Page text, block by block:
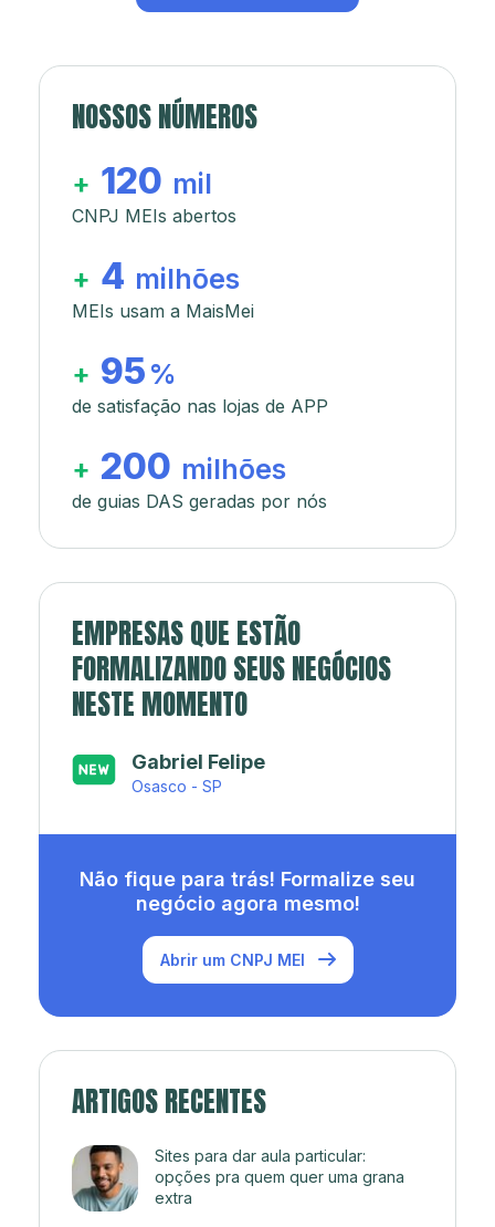
NOSSOS NÚMEROS
+ 120 mil
CNPJ MEIs abertos
+ 4 milhões
MEIs usam a MaisMei
+ 95 %
de satisfação nas lojas de APP
+ 200 milhões
de guias DAS geradas por nós
EMPRESAS QUE ESTÃO
FORMALIZANDO SEUS NEGÓCIOS
NESTE MOMENTO
Japa’s açaí e sorveteria
Rio de Janeiro - RJ
Não fique para trás! Formalize seu
negócio agora mesmo!
Abrir um CNPJ MEI
ARTIGOS RECENTES
Sites para dar aula particular:
opções pra quem quer uma grana
extra